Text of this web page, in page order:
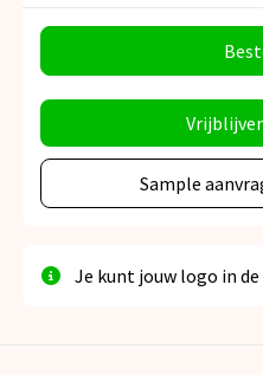
Sample
Je kunt jouw logo in